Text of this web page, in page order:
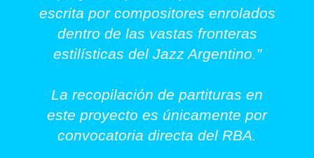
escrita por compositores enrolados
dentro de las vastas fronteras
estilísticas del Jazz Argentino.”
La recopilación de partituras en
este proyecto es únicamente por
convocatoria directa del RBA.